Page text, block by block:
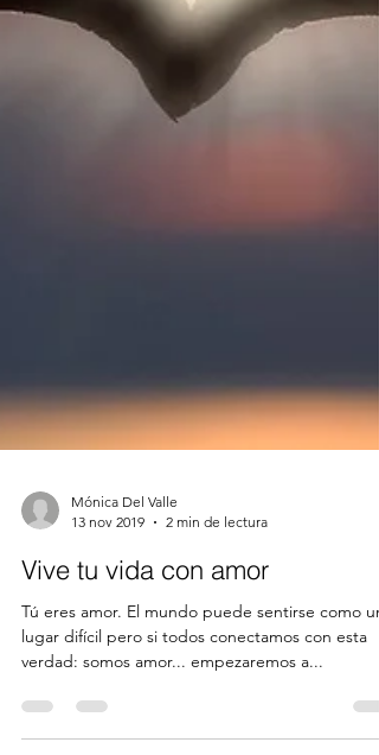
13 nov 2019
2 min de lectura
Vive tu vida con amor
Tú eres amor. El mundo puede sentirse como un
verdad: somos amor... empezaremos a...